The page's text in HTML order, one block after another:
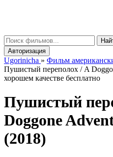
Авторизация
Ugorinicha » Фильм
Пушистый переполох / A
хорошем качестве бесплатно
Пушистый
Doggone
(2018)